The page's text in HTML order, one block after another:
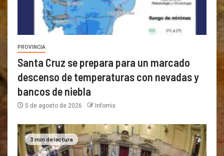
PROVINCIA
Santa Cruz se prepara para un marcado
descenso de temperaturas con nevadas y
bancos de niebla
5 de agosto de 2026 Infomix
3 min de lectura